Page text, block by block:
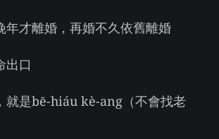
年才離婚，再婚不久依舊離婚
出口
就是bē-hiáu kè-ang（不會找老